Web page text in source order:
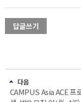
답글쓰기
다음
CAMPUS Asia ACE 프